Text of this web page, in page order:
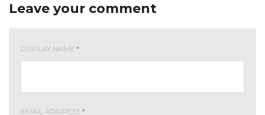
Leave your comment
DISPLAY NAME *
EMAIL ADDRESS *